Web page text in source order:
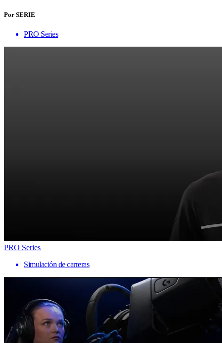
Por SERIE
PRO Series
PRO Series
Simulación de carreras